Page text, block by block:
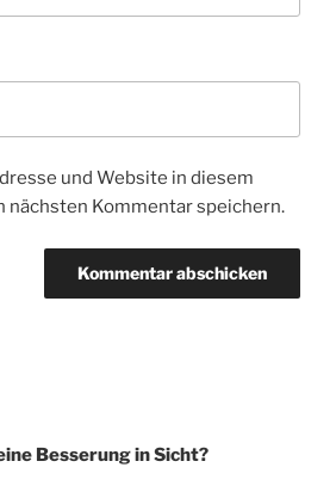
und Website in diesem
nächsten Kommentar speichern.
Besserung in Sicht?